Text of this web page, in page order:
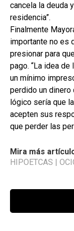
cancela la deuda
residencia”.
Finalmente
importante no es
presionar para
pago. “La idea
un mínimo
perdido un dinero
lógico sería que
acepten sus
que perder las
Mira más
HIPOETCAS